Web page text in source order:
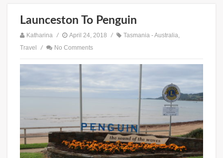
Launceston To Penguin
Katharina / April 24, 2018 / Tasmania - Australia,
Travel
/ No Comments